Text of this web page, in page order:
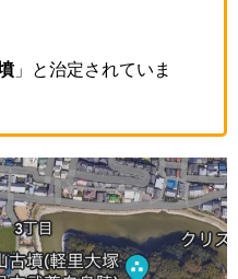
」と治定されていま